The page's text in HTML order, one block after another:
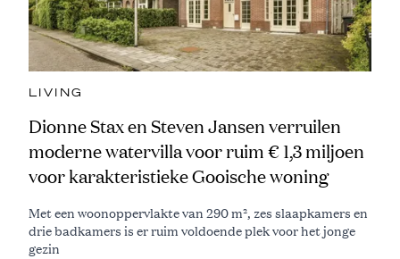
LIVING
Dionne Stax en Steven Jansen verruilen
moderne watervilla voor ruim € 1,3 miljoen
voor karakteristieke Gooische woning
Met een woonoppervlakte van 290 m², zes slaapkamers en
drie badkamers is er ruim voldoende plek voor het jonge
gezin